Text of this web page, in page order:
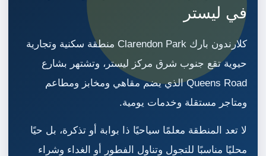
في ليستر
كلارندون بارك Clarendon Park منطقة سكنية وتجارية
حيوية تقع جنوب شرق مركز ليستر، وتشتهر بشارع
Queens Road الذي يضم مقاهي ومخابز ومطاعم
ومتاجر مستقلة وخدمات يومية.
لا تعد المنطقة معلمًا سياحيًا ذا بوابة أو تذكرة، بل حيًا
محليًا مناسبًا للتجول وتناول الفطور أو الغداء وشراء